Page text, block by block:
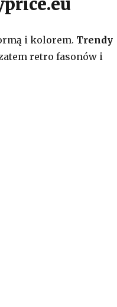
i kolorem. Trendy
retro fasonów i